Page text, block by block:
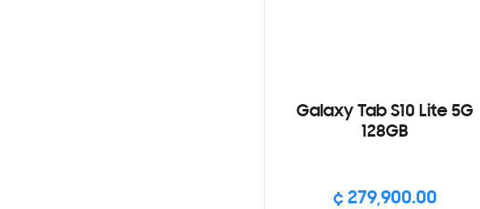
Galaxy Tab S10 Lite 5G
128GB
¢ 279,900.00